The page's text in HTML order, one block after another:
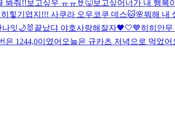
봐줘!! 보고싶우 ㅠㅠ 🤘 😜보고싶어 너가 내 행복
힣기엽지!!! 사쿠라 오우코쿠 데스🐱🌸뭐해 내
나잇🌙 🐰 끝났댜 야호사랑해 잘자🖤🤍💙히히 안무
은 1244,0이였어 오늘은 규카츠 저녁으로 먹었